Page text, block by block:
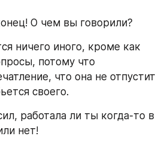
О чем вы говорили?
ничего иного, кроме как
потому что
что она не отпустит
своего.
работала ли ты когда-то в
нет!